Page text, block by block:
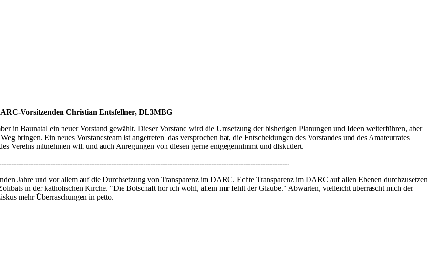
Vorsitzenden Christian Entsfellner, DL3MBG
in Baunatal ein neuer Vorstand gewählt. Dieser Vorstand wird die Umsetzung der bisherigen Planungen und Ideen weiterführen, aber
bringen. Ein neues Vorstandsteam ist angetreten, das versprochen hat, die Entscheidungen des Vorstandes und des Amateurrates
Vereins mitnehmen will und auch Anregungen von diesen gerne entgegennimmt und diskutiert.
Jahre und vor allem auf die Durchsetzung von Transparenz im DARC. Echte Transparenz im DARC auf allen Ebenen durchzusetzen
in der katholischen Kirche. "Die Botschaft hör ich wohl, allein mir fehlt der Glaube." Abwarten, vielleicht überrascht mich der
mehr Überraschungen in petto.